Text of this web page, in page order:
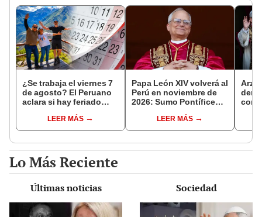
¿Se trabaja el viernes 7
de agosto? El Peruano
aclara si hay feriado
del 6 de agosto
LEER MÁS
Papa León XIV volverá al
Perú en noviembre de
2026: Sumo Pontífice
apostólica en cuatro
ciudades
LEER MÁS
Lo Más Reciente
Últimas noticias Sociedad